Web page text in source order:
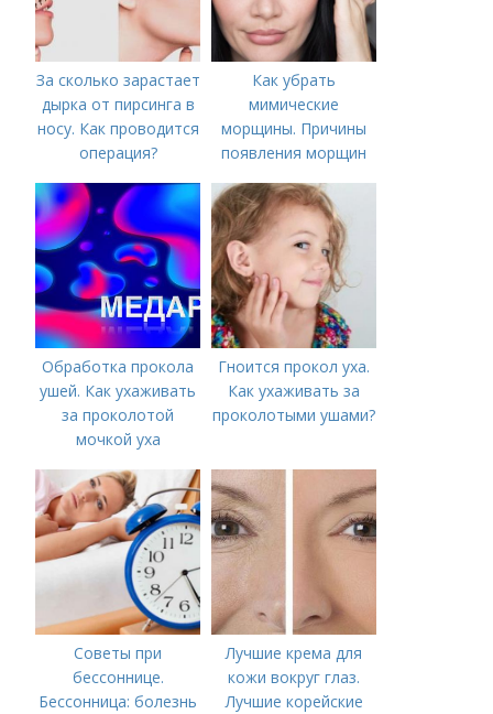
За сколько зарастает
дырка от пирсинга в
носу. Как проводится
операция?
Как убрать
мимические
морщины. Причины
появления морщин
Обработка прокола
ушей. Как ухаживать
за проколотой
мочкой уха
Гноится прокол уха.
Как ухаживать за
проколотыми ушами?
Советы при
бессоннице.
Бессонница: болезнь
Лучшие крема для
кожи вокруг глаз.
Лучшие корейские